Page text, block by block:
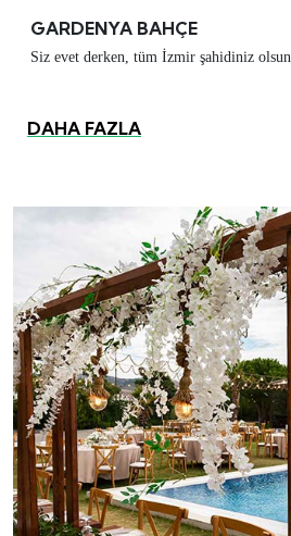
GARDENYA BAHÇE
Siz evet derken, tüm İzmir şahidiniz olsun.
DAHA FAZLA